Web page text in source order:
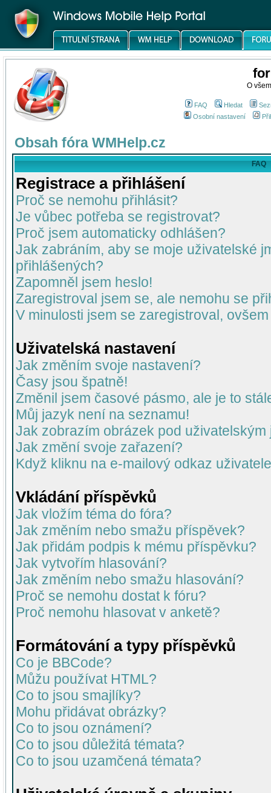
O
FAQ Hledat
Osobní nastavení
Obsah fóra WMHelp.cz
FAQ
Registrace a přihlášení
Proč se nemohu přihlásit?
Je vůbec potřeba se registrovat?
Proč jsem automaticky odhlášen?
Jak zabráním, aby se moje uživatelské
přihlášených?
Zapomněl jsem heslo!
Zaregistroval jsem se, ale nemohu se
V minulosti jsem se zaregistroval,
Uživatelská nastavení
Jak změním svoje nastavení?
Časy jsou špatně!
Změnil jsem časové pásmo, ale je to
Můj jazyk není na seznamu!
Jak zobrazím obrázek pod uživatelským
Jak změní svoje zařazení?
Když kliknu na e-mailový odkaz
Vkládání příspěvků
Jak vložím téma do fóra?
Jak změním nebo smažu příspěvek?
Jak přidám podpis k mému příspěvku?
Jak vytvořím hlasování?
Jak změním nebo smažu hlasování?
Proč se nemohu dostat k fóru?
Proč nemohu hlasovat v anketě?
Formátování a typy příspěvků
Co je BBCode?
Můžu používat HTML?
Co to jsou smajlíky?
Mohu přidávat obrázky?
Co to jsou oznámení?
Co to jsou důležitá témata?
Co to jsou uzamčená témata?